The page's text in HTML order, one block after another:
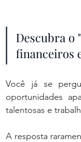
Descubra o
financeiros
Você já se
oportunidades
talentosas e
A resposta